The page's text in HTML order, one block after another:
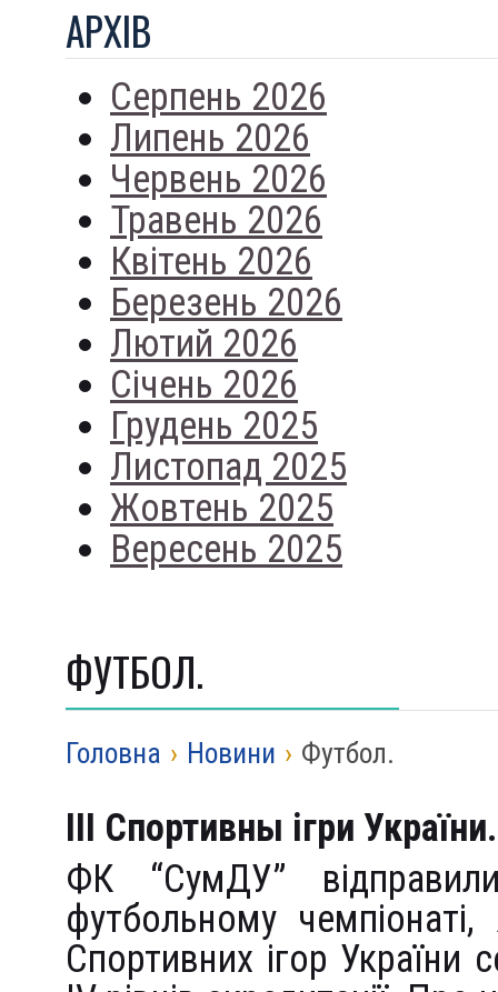
АРХIВ
Серпень 2026
Липень 2026
Червень 2026
Травень 2026
Квітень 2026
Березень 2026
Лютий 2026
Січень 2026
Грудень 2025
Листопад 2025
Жовтень 2025
Вересень 2025
ФУТБОЛ.
Головна › Новини › Футбол.
III Спортивны ігри України.
ФК “СумДУ”
футбольному
Спортивних ігор України